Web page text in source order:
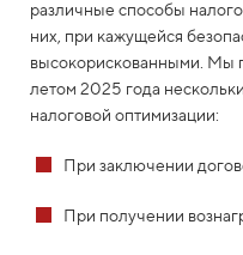
различные способы
них, при кажущейся
высокорискованными. Мы
летом 2025 года
налоговой оптимизации:
При заключении
При получении